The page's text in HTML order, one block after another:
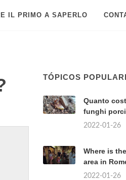
IL PRIMO A SAPERLO
TÓPICOS
Quanto
funghi
2022-01-26
Where is
area in
2022-01-26